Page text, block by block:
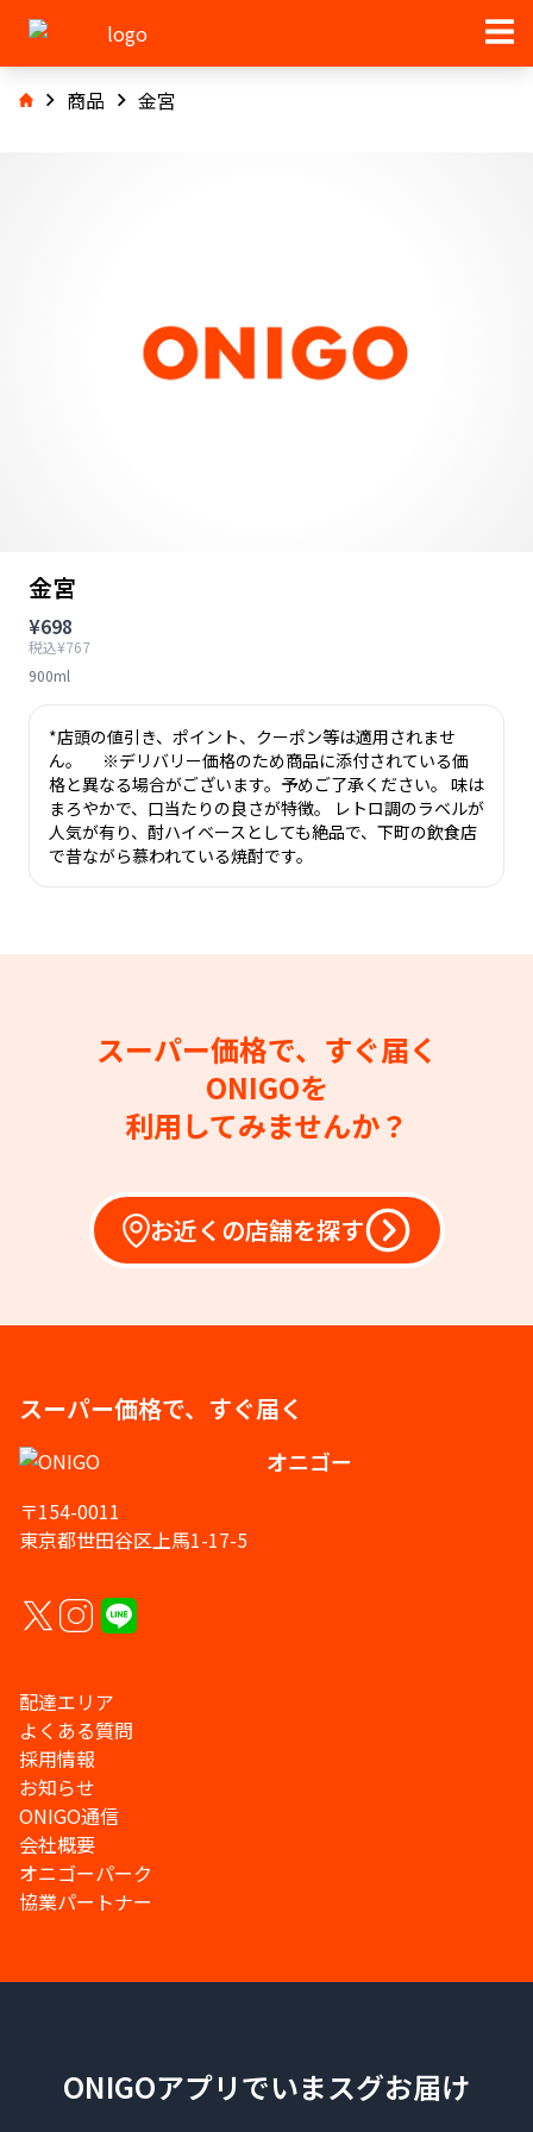
商品 金宮
金宮
¥698
税込¥767
900ml
*店頭の値引き、ポイント、クーポン等は適用されませ
ん。 ※デリバリー価格のため商品に添付されている価
格と異なる場合がございます。予めご了承ください。 味は
まろやかで、口当たりの良さが特徴。 レトロ調のラベルが
人気が有り、酎ハイベースとしても絶品で、下町の飲食店
で昔ながら慕われている焼酎です。
スーパー価格で、すぐ届く
ONIGOを
利用してみませんか？
お近くの店舗を探す
スーパー価格で、すぐ届く
オニゴー
〒154-0011
東京都世田谷区上馬1-17-5
配達エリア
よくある質問
採用情報
お知らせ
ONIGO通信
会社概要
オニゴーパーク
協業パートナー
ONIGOアプリでいまスグお届け